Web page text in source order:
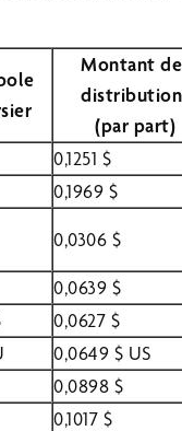
Montant
(par part)
0,1251 $
0,1969 $
0,0306 $
0,0639 $
0,0627 $
0,0649 $ US
0,0898 $
0,1017 $